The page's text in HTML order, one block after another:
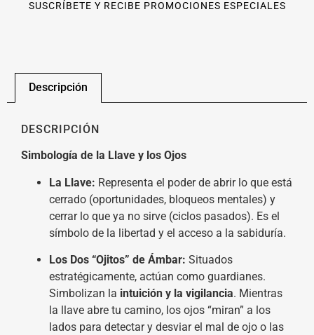
SUSCRÍBETE Y RECIBE PROMOCIONES ESPECIALES
Descripción
DESCRIPCIÓN
Simbología de la Llave y los Ojos
La Llave: Representa el poder de abrir lo que está
cerrado (oportunidades, bloqueos mentales) y
cerrar lo que ya no sirve (ciclos pasados). Es el
símbolo de la libertad y el acceso a la sabiduría.
Los Dos “Ojitos” de Ámbar: Situados
estratégicamente, actúan como guardianes.
Simbolizan la intuición y la vigilancia. Mientras
la llave abre tu camino, los ojos “miran” a los
lados para detectar y desviar el mal de ojo o las